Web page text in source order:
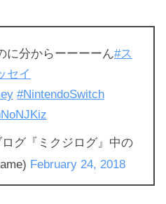
に分からーーーーん#ス
セイ
#NintendoSwitch
ログ『ミクジログ』中の
February 24, 2018